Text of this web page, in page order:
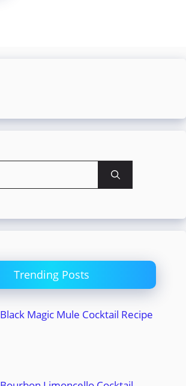
Trending Posts
Black Magic Mule Cocktail Recipe